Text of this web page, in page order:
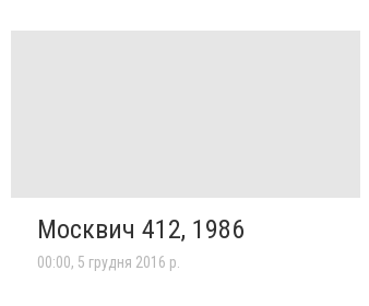
Москвич 412, 1986
00:00, 5 грудня 2016 р.